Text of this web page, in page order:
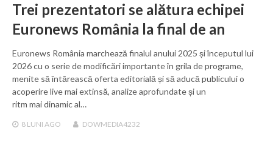
Trei prezentatori se alătura echipei
Euronews România la final de an
Euronews România marchează finalul anului 2025 și începutul lui
2026 cu o serie de modificări importante în grila de programe,
menite să întărească oferta editorială și să aducă publicului o
acoperire live mai extinsă, analize aprofundate și un
ritm mai dinamic al…
8 LUNI AGO DOWMEDIA4232